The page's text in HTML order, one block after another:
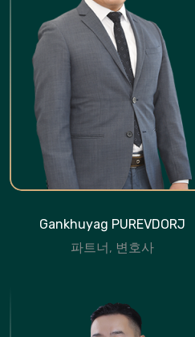
Gankhuyag PUREVDORJ
파트너, 변호사